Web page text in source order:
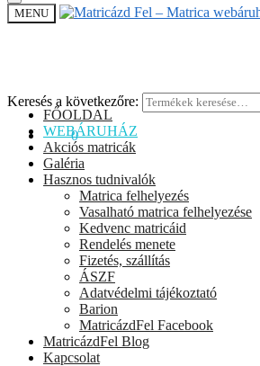
MENU
Keresés a következőre:
0Ft 0
FŐOLDAL
WEBÁRUHÁZ
Akciós matricák
Galéria
Hasznos tudnivalók
Matrica felhelyezés
Vasalható matrica felhelyezése
Kedvenc matricáid
Rendelés menete
Fizetés, szállítás
ÁSZF
Adatvédelmi tájékoztató
Barion
MatricázdFel Facebook
MatricázdFel Blog
Kapcsolat